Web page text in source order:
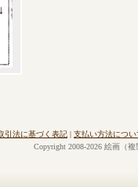
引法に基づく表記 | 支払い方法につい
Copyright 2008-2026 絵画（